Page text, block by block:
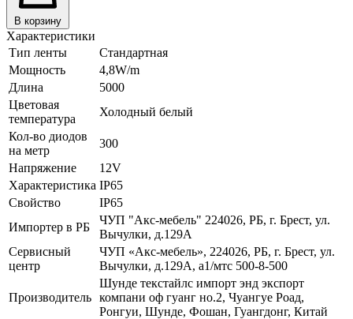
В корзину
Характеристики
Тип ленты
Стандартная
Мощность
4,8W/m
Длина
5000
Цветовая
температура
Холодный белый
Кол-во диодов
на метр
300
Напряжение
12V
Характеристика IP65
Свойство
IP65
Импортер в РБ
ЧУП "Акс-мебель" 224026, РБ, г. Брест, ул.
Вычулки, д.129А
Сервисный
центр
ЧУП «Акс-мебель», 224026, РБ, г. Брест, ул.
Вычулки, д.129А, a1/мтс 500-8-500
Производитель
Шунде текстайлс импорт энд экспорт
компани оф гуанг но.2, Чуангуе Роад,
Ронгуи, Шунде, Фошан, Гуангдонг, Китай